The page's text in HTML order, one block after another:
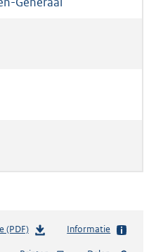
(PDF)b
Informatie